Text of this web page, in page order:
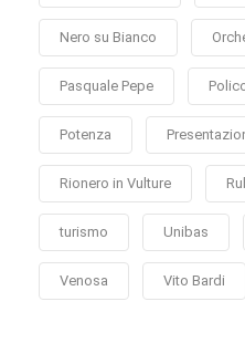
Nero su Bianco
Pasquale Pepe
Potenza
Rionero in Vulture
turismo Unibas
Venosa Vito Bardi